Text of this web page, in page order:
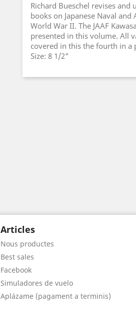
Richard Bueschel revises and
books on Japanese Naval
World War II. The JAAF
presented in this volume. All
covered in this the fourth in a
Size: 8 1/2"
Articles
Nous productes
Best sales
Facebook
Simuladores de vuelo
Aplázame (pagament a terminis)